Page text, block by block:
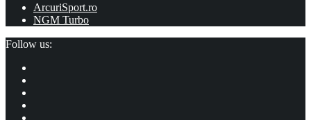
ArcuriSport.ro
NGM Turbo
Follow us: